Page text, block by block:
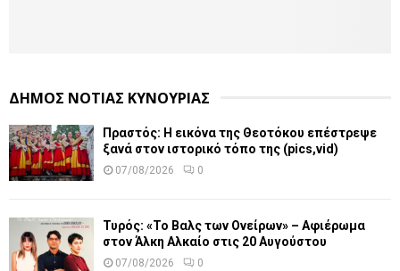
ΔΗΜΟΣ ΝΟΤΙΑΣ ΚΥΝΟΥΡΙΑΣ
Πραστός: Η εικόνα της Θεοτόκου επέστρεψε
ξανά στον ιστορικό τόπο της (pics,vid)
07/08/2026 0
Τυρός: «Το Βαλς των Ονείρων» – Αφιέρωμα
στον Άλκη Αλκαίο στις 20 Αυγούστου
07/08/2026 0